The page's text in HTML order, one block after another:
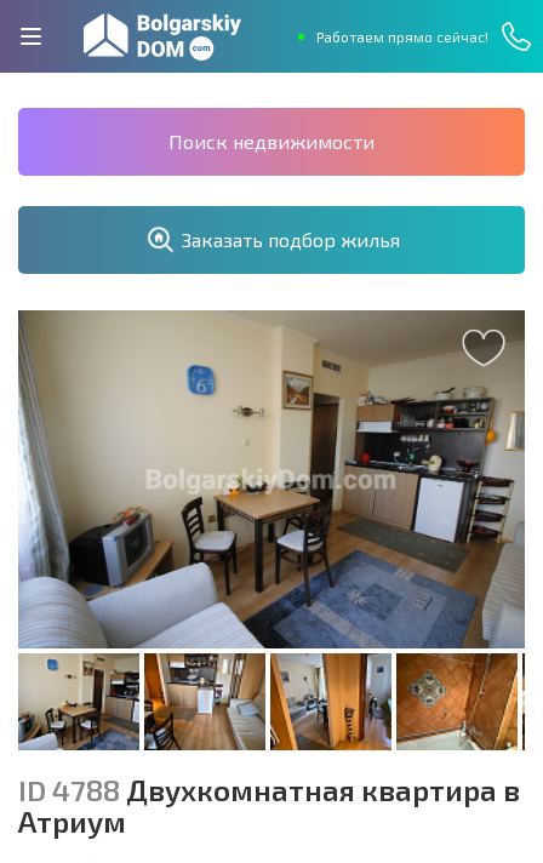
Работаем прямо сейчас!
Поиск недвижимости
Заказать подбор жилья
ID 4788 Двухкомнатная квартира в
Атриум